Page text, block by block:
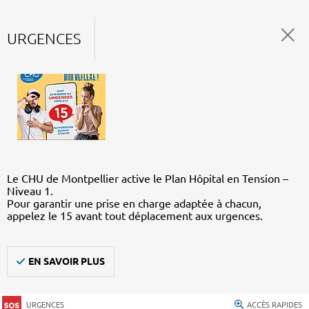
URGENCES
Le CHU de Montpellier active le Plan Hôpital en Tension –
Niveau 1.
Pour garantir une prise en charge adaptée à chacun,
appelez le 15 avant tout déplacement aux urgences.
EN SAVOIR PLUS
URGENCES ACCÈS RAPIDES